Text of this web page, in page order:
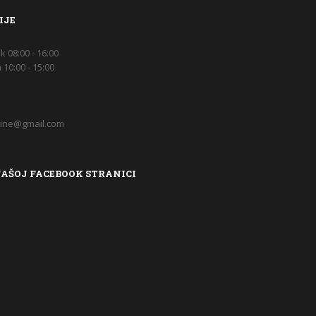
08:00 - 16:00
- 15:00
FACEBOOK STRANICI